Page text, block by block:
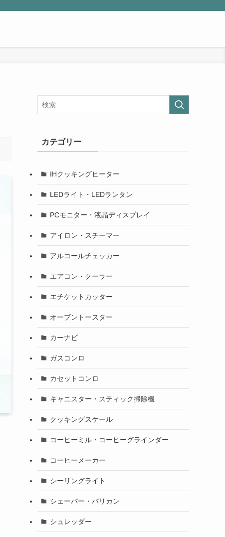
カテゴリー
IHクッキングヒーター
LEDライト・LEDランタン
PCモニター・液晶ディスプレイ
アイロン・スチーマー
アルコールチェッカー
エアコン・クーラー
エチケットカッター
オーブントースター
カーナビ
ガスコンロ
カセットコンロ
キャニスター・スティック掃除機
クッキングスケール
コーヒーミル・コーヒーグラインダー
コーヒーメーカー
シーリングライト
シェーバー・バリカン
シュレッダー